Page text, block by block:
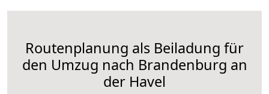
Routenplanung als Beiladung für
den Umzug nach Brandenburg an
der Havel